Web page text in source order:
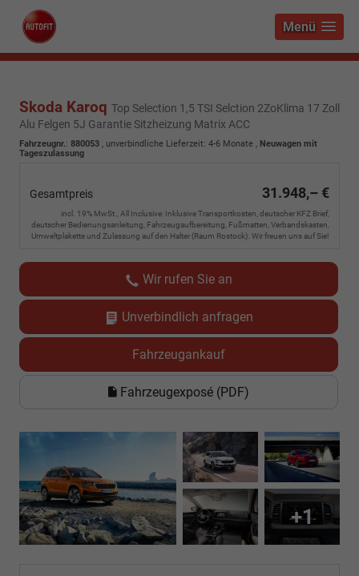
Menü
Skoda Karoq Top Selection 1,5 TSI Selction 2ZoKlima 17 Zoll
Alu Felgen 5J Garantie Sitzheizung Matrix ACC
Fahrzeugnr.: 880053 , unverbindliche Lieferzeit: 4-6 Monate , Neuwagen mit
Tageszulassung
Gesamtpreis 31.948,– €
incl. 19% MwSt., All Inclusive: Inklusive Transportkosten, deutscher KFZ Brief,
deutscher Bedienungsanleitung, Fahrzeugaufbereitung, Fußmatten, Verbandskasten,
Umweltplakette und Zulassung auf den Halter (Raum Rostock). Wir freuen uns auf Sie!
Wir rufen Sie an
Unverbindlich anfragen
Fahrzeugankauf
Fahrzeugexposé (PDF)
+1